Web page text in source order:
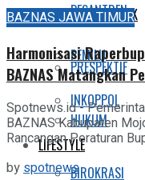
PESANTREN
PEMILU
INKOPPOL
LIFESTYLE
SOSIAL DAN POLITIK
PRESPEKTIF
HUKUM
BIROKRASI
BAZNAS JAWA TIMUR
Harmonisasi
BAZNAS Matangkan
Spotnews.id -
BAZNAS Kabupaten
Rancangan Peraturan
byspotnews